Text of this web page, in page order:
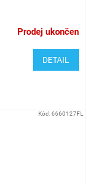
Prodej ukončen
DETAIL
Kód:6660127FL